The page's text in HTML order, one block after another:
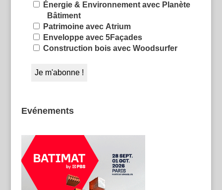
Énergie & Environnement avec Planète
Bâtiment
Patrimoine avec Atrium
Enveloppe avec 5Façades
Construction bois avec Woodsurfer
Evénements